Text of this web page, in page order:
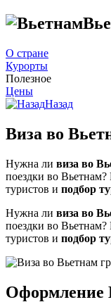
О стране
Курорты
Полезное
Цены
Назад
Виза во
Нужна ли виза во
поездки во
туристов и подбор
Нужна ли виза во
поездки во
туристов и подбор
Оформление